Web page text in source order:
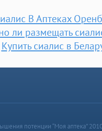
В Аптеках
ли размещать
Купить сиалис в
потенции “Моя аптека”